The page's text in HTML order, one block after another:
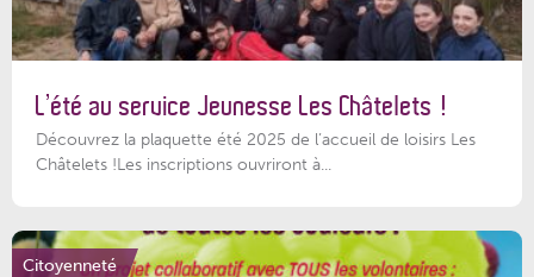
L’été au service Jeunesse Les Châtelets !
Découvrez la plaquette été 2025 de l’accueil de loisirs Les
Châtelets !Les inscriptions ouvriront à...
Citoyenneté